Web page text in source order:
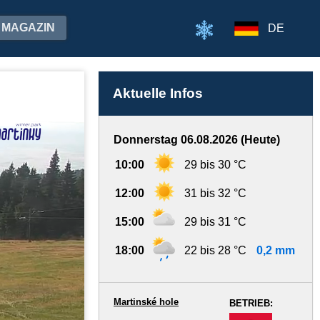
MAGAZIN DE
Aktuelle Infos
Donnerstag 06.08.2026 (Heute)
10:00 29 bis 30 °C
12:00 31 bis 32 °C
15:00 29 bis 31 °C
18:00 22 bis 28 °C 0,2 mm
BETRIEB:
Martinské hole